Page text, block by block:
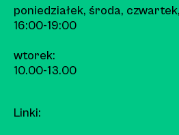
poniedziałek, środa,
16:00-19:00
wtorek:
10.00-13.00
Linki: